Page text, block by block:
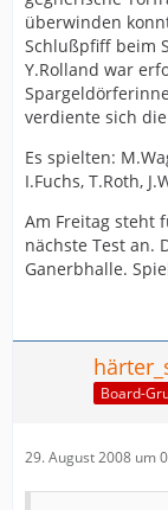
überwinden
Schlußpfiff beim
Y.Rolland war
verdiente sich
Es spielten:
I.Fuchs, T.Roth,
Am Freitag steht
nächste Test an.
Ganerbhalle.
Board-
29. August 2008 um